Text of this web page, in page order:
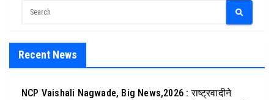
Recent News
NCP Vaishali Nagwade, Big News,2026 : राष्ट्रवादीने